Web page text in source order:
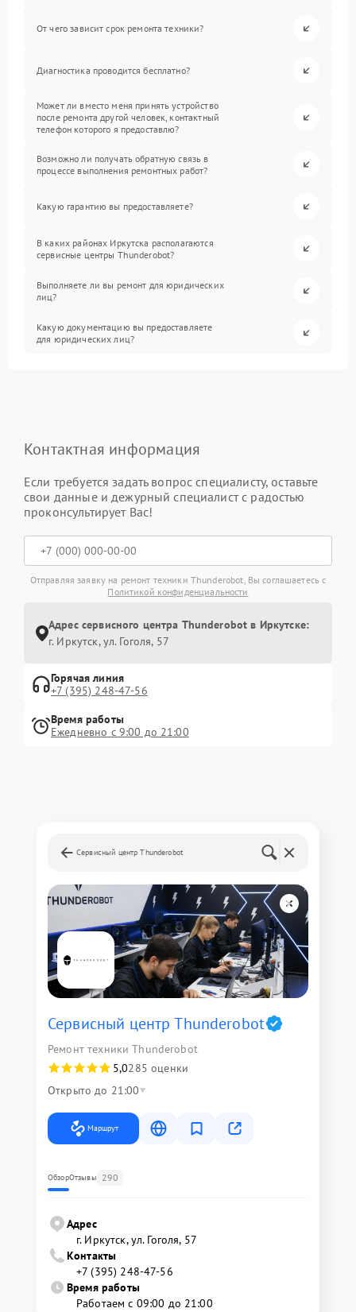
От чего зависит срок ремонта техники?
Диагностика проводится бесплатно?
Может ли вместо меня принять устройство
после ремонта другой человек, контактный
телефон которого я предоставлю?
Возможно ли получать обратную связь в
процессе выполнения ремонтных работ?
Какую гарантию вы предоставляете?
В каких районах Иркутска располагаются
сервисные центры Thunderobot?
Выполняете ли вы ремонт для юридических
лиц?
Какую документацию вы предоставляете
для юридических лиц?
Контактная информация
Если требуется задать вопрос специалисту, оставьте
свои данные и дежурный специалист с радостью
проконсультирует Вас!
Отправляя заявку на ремонт техники Thunderobot, Вы соглашаетесь с
Политикой конфиденциальности
Адрес сервисного центра Thunderobot в Иркутске:
г. Иркутск, ул. ​Гоголя, 57
Горячая линия
+7 (395) 248-47-56
Время работы
Ежедневно с 9:00 до 21:00
Сервисный центр Thunderobot
Сервисный центр Thunderobot
Ремонт техники Thunderobot
5,0285 оценки
Открыто до 21:00
Маршрут
ОбзорОтзывы 290
Адрес
г. Иркутск, ул. ​Гоголя, 57
Контакты
+7 (395) 248-47-56
Время работы
Работаем с 09:00 до 21:00